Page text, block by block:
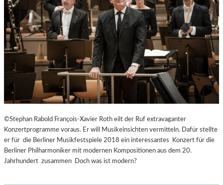
©Stephan Rabold François-Xavier Roth eilt der Ruf extravaganter
Konzertprogramme voraus. Er will Musikeinsichten vermitteln. Dafür stellte
er für die Berliner Musikfestspiele 2018 ein interessantes Konzert für die
Berliner Philharmoniker mit modernen Kompositionen aus dem 20.
Jahrhundert zusammen Doch was ist modern?